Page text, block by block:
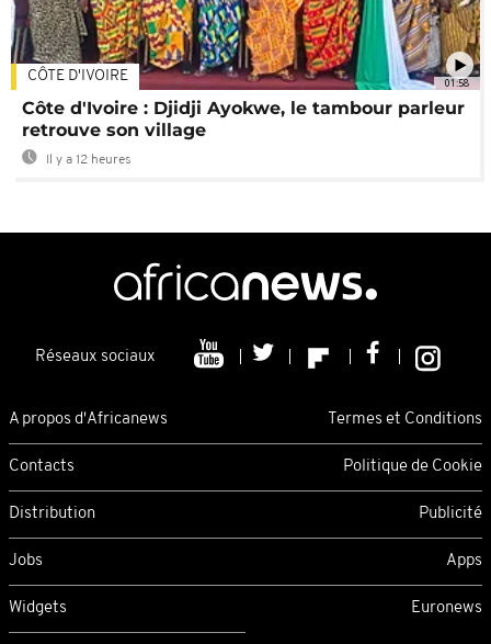
01:58
CÔTE D'IVOIRE
Côte d'Ivoire : Djidji Ayokwe, le tambour parleur
retrouve son village
Il y a 12 heures
Réseaux sociaux
A propos d'Africanews Termes et Conditions
Contacts Politique de Cookie
Distribution Publicité
Jobs Apps
Widgets Euronews